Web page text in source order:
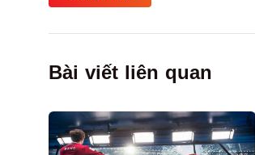
Bài viết liên quan